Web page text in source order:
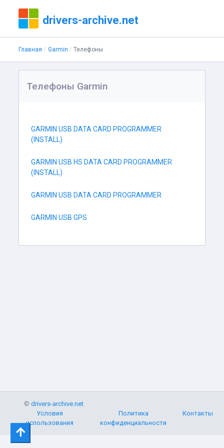
drivers-archive.net
Главная Garmin Телефоны
Телефоны Garmin
GARMIN USB DATA CARD PROGRAMMER
(INSTALL)
GARMIN USB HS DATA CARD PROGRAMMER
(INSTALL)
GARMIN USB DATA CARD PROGRAMMER
GARMIN USB GPS
©drivers-archive.net
Условия
использования
Политика
конфиденциальности
Контакты